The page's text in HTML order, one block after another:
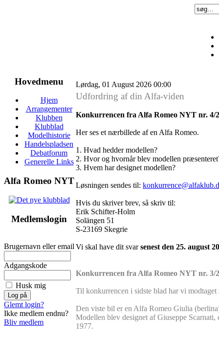
Hovedmenu
Hjem
Arrangementer
Klubben
Klubblad
Modelhistorie
Handelspladsen
Debatforum
Generelle Links
Alfa Romeo NYT
Medlemslogin
Brugernavn eller email
Adgangskode
Husk mig
Glemt login?
Ikke medlem endnu?
Bliv medlem
Lørdag, 01 August 2026 00:00
Udfordring af din Alfa-viden
Konkurrencen fra Alfa Romeo NYT nr. 4/
Her ses et nærbillede af en Alfa Romeo.
1. Hvad hedder modellen?
2. Hvor og hvornår blev modellen
3. Hvem har designet modellen?
Løsningen sendes til:
Hvis du skriver brev, så skriv til:
Erik Schifter-Holm
Solängen 51
S-23169 Skegrie
Vi skal have dit svarsenest den 25. august
Konkurrencen fra Alfa Romeo NYT nr. 3/
Til konkurrencen i sidste blad har vi
Den viste bil er en Alfa Romeo Giulia
Modellen blev designet af Giuseppe
1977.